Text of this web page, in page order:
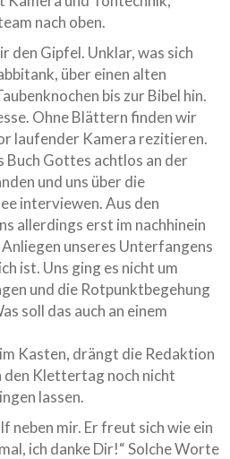
nach oben.
den Gipfel. Unklar, was sich
über einen alten
bis zur Bibel hin.
Ohne Blättern finden wir
laufender Kamera rezitieren.
Buch Gottes achtlos an der
und uns über die
interviewen. Aus den
allerdings erst im nachhinein
unseres Unterfangens
ist. Uns ging es nicht um
und die Rotpunktbegehung
soll das auch an einem
Kasten, drängt die Redaktion
den Klettertag noch nicht
lassen.
neben mir. Er freut sich wie ein
ich danke Dir!“ Solche Worte